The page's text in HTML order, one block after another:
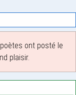
ont posté le
plaisir.